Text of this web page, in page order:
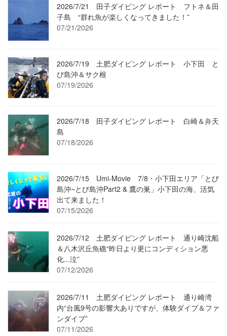
2026/7/21 田子ダイビング レポート フトネ＆田
子島 “群れ魚が楽しくなってきました！”
07/21/2026
2026/7/19 土肥ダイビング レポート 小下田 と
び島沖＆サク根
07/19/2026
2026/7/18 田子ダイビング レポート 白崎＆弁天
島
07/18/2026
2026/7/15 Umi-Movie 7/8・小下田エリア「とび
島沖~とび島沖Part2 & 鷹の巣」小下田の海、活気
出て来ました！
07/15/2026
2026/7/12 土肥ダイビング レポート 通り崎沈船
＆八木沢丘魚礁“昨日より更にコンディション悪
化...泣”
07/12/2026
2026/7/11 土肥ダイビング レポート 通り崎湾
内“台風9号の影響大ありですが、体験ダイブ＆ファ
ンダイブ”
07/11/2026